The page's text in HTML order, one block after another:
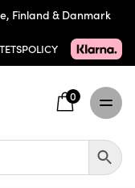
Finland & Danmark
0